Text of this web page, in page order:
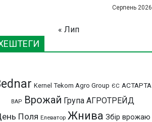
Серпень 2026
« Лип
Kernel Tekom Agro Group ЄС АСТАРТА
ВАР Врожай Група АГРОТРЕЙД
Поля Елеватор Жнива Збір врожаю